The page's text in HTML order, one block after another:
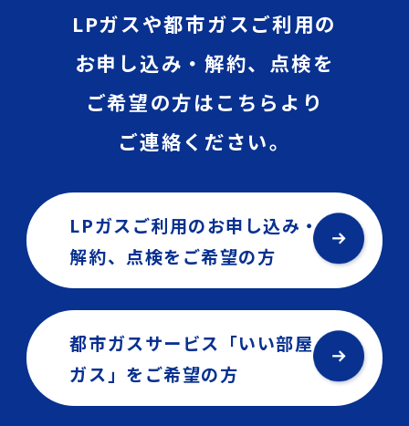
LPガスや都市ガスご利用の
お申し込み・解約、点検を
ご希望の方はこちらより
ご連絡ください。
LPガスご利用のお申し込み・
解約、点検を ご希望の方
都市ガスサービス「いい部屋
ガス」を ご希望の方